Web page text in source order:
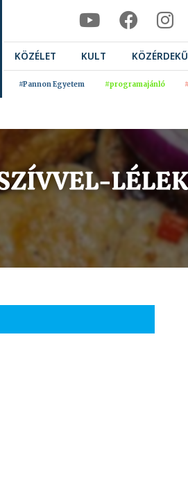
KÖZÉLET KULT KÖZÉRDEKŰ
#Pannon Egyetem #programajánló